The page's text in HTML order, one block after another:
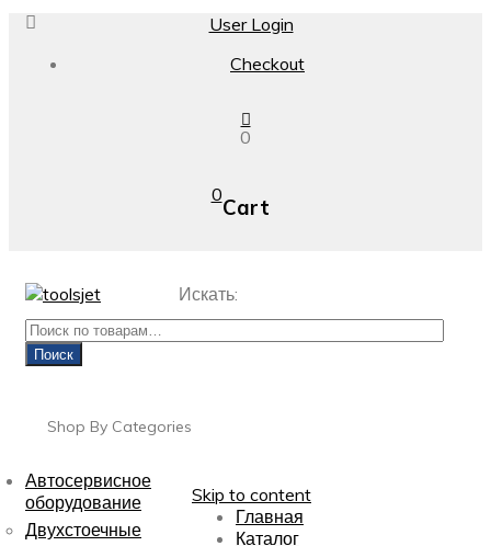
User Login
Checkout
0
0Cart
Искать:
Поиск
Shop By Categories
Skip to content
Главная
Каталог
Автосервисное
оборудование
Двухстоечные